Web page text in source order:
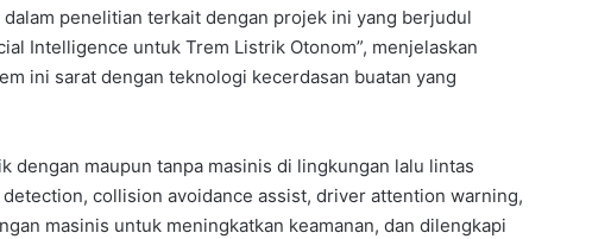
penelitian terkait dengan projek ini yang berjudul
Intelligence untuk Trem Listrik Otonom”, menjelaskan
ini sarat dengan teknologi kecerdasan buatan yang
dengan maupun tanpa masinis di lingkungan lalu lintas
collision avoidance assist, driver attention warning,
masinis untuk meningkatkan keamanan, dan dilengkapi